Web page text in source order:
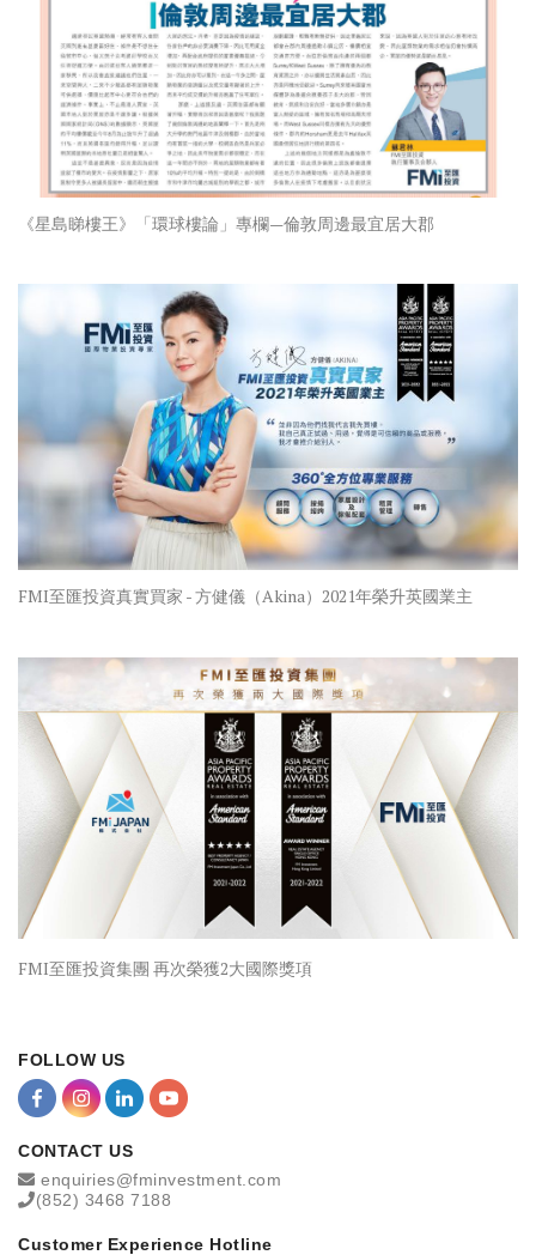
《星島睇樓王》「環球樓論」專欄—倫敦周邊最宜居大郡
FMI至匯投資真實買家 - 方健儀（Akina）2021年榮升英國業主
FMI至匯投資集團 再次榮獲2大國際獎項
FOLLOW US
CONTACT US
enquiries@fminvestment.com
(852) 3468 7188
Customer Experience Hotline